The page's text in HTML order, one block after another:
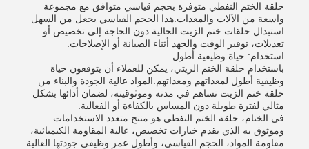
حلقة الختم النفطي متوفرة بحجم قياسي متوافق مع مجموعة
واسعة من الآلات والمعدات.هذا الحجم القياسي يجعل من السهل
استبدال حلقات ختم الزيت الحالية دون الحاجة إلى تخصيص أو
تعديلات، توفير الوقت والجهد أثناء الصيانة أو الإصلاحات.
استخدام: حياة وظيفية أطول
باستخدام حلقة الختم الزيتي، يمكن للعملاء أن يتوقعون حياة
وظيفية أطول لمعداتهم ومعداتهم.المواد عالية الجودة والبناء من
حلقة ختم الزيت تساهم في مدته وموثوقيته، لضمان أدائها بشكل
مثالي لفترة طويلة دون المساس بالكفاءة أو الفعالية.
في الختام، حلقة الختم النفطي هو منتج متعدد الاستخدامات
وموثوق به الذي يقدم خيارات تخصيص، عالية المقاومة الكيميائية،
مقاومة المواد، الحجم القياسي، وأطول عمر وظيفي.جودتها العالية